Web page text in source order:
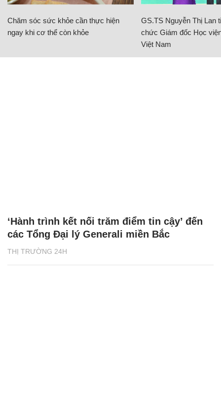
Chăm sóc sức khỏe cần thực hiện
ngay khi cơ thể còn khỏe
GS.TS Nguyễn Thị Lan
chức Giám đốc Học
Việt Nam
THỊ TRƯỜNG 24H
‘Hành trình kết nối trăm điểm tin cậy’ đến
các Tổng Đại lý Generali miền Bắc